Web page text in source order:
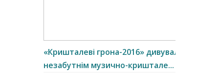
«Кришталеві грона-2016» дивували
незабутнім музично-криштале...